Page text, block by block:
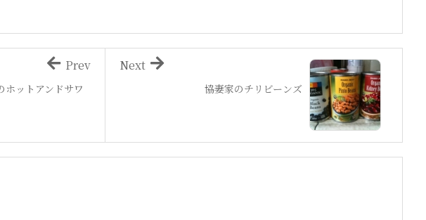
協妻家のチリビーンズ
Next
ホットアンドサワ
Prev